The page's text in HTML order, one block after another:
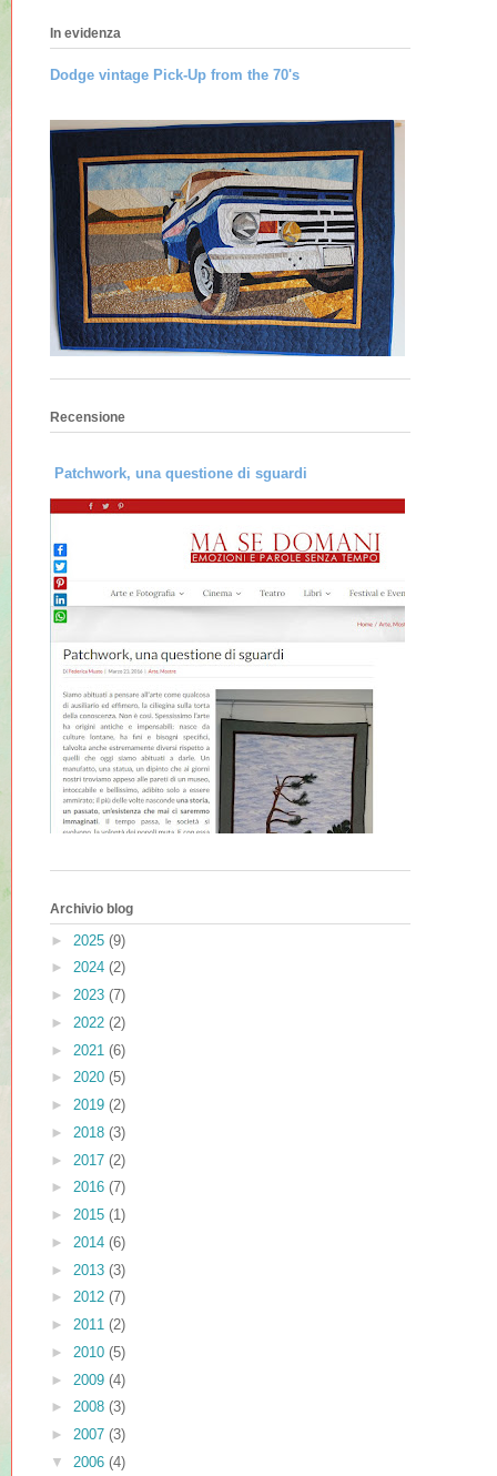
In evidenza
Dodge vintage Pick-Up from the 70's
Recensione
Patchwork, una questione di sguardi
Archivio blog
► 2025 (9)
► 2024 (2)
► 2023 (7)
► 2022 (2)
► 2021 (6)
► 2020 (5)
► 2019 (2)
► 2018 (3)
► 2017 (2)
► 2016 (7)
► 2015 (1)
► 2014 (6)
► 2013 (3)
► 2012 (7)
► 2011 (2)
► 2010 (5)
► 2009 (4)
► 2008 (3)
► 2007 (3)
▼ 2006 (4)